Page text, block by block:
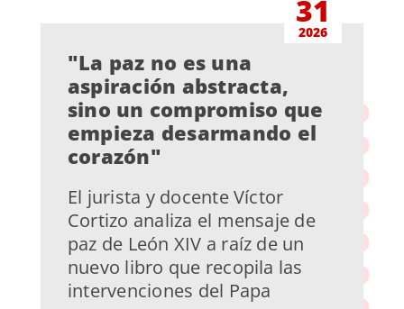
31
2026
"La paz no es una
aspiración abstracta,
sino un compromiso que
empieza desarmando el
corazón"
El jurista y docente Víctor
Cortizo analiza el mensaje de
paz de León XIV a raíz de un
nuevo libro que recopila las
intervenciones del Papa